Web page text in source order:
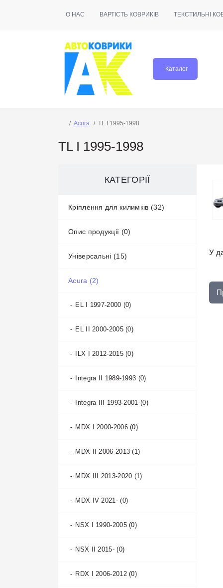
О НАС ВАРТІСТЬ КОВРИКІВ ТЕКСТИЛЬНІ
Каталог
Acura TL I 1995-1998
TL I 1995-1998
КАТЕГОРІЇ
Кріплення для килимків (32)
Опис продукції (0)
Універсальні (15)
Інші автотовари (2)
Органайзери (7)
Текстильні Коврики (6)
Acura (2)
EL I 1997-2000 (0)
EL II 2000-2005 (0)
ILX I 2012-2015 (0)
Integra II 1989-1993 (0)
Integra III 1993-2001 (0)
MDX I 2000-2006 (0)
MDX II 2006-2013 (1)
MDX III 2013-2020 (1)
MDX IV 2021- (0)
NSX I 1990-2005 (0)
NSX II 2015- (0)
RDX I 2006-2012 (0)
У